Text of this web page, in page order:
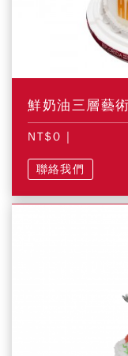
鮮奶油三層藝
NT$0 |
聯絡我們